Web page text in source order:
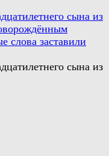
сына из
слова заставили
сына из